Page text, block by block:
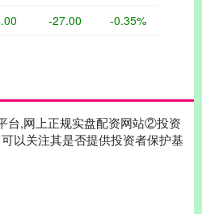
-27.00 -0.35%
台,网上正规实盘配资网站②投资
以关注其是否提供投资者保护基